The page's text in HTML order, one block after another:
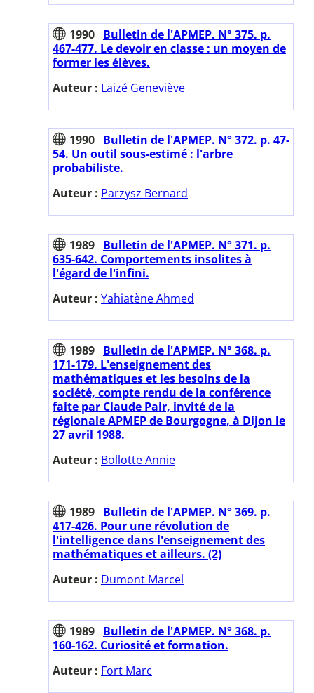
1990 Bulletin de l'APMEP. N° 375. p.
467-477. Le devoir en classe : un moyen de
former les élèves.
Auteur : Laizé Geneviève
1990 Bulletin de l'APMEP. N° 372. p. 47-
54. Un outil sous-estimé : l'arbre
probabiliste.
Auteur : Parzysz Bernard
1989 Bulletin de l'APMEP. N° 371. p.
635-642. Comportements insolites à
l'égard de l'infini.
Auteur : Yahiatène Ahmed
1989 Bulletin de l'APMEP. N° 368. p.
171-179. L'enseignement des
mathématiques et les besoins de la
société, compte rendu de la conférence
faite par Claude Pair, invité de la
régionale APMEP de Bourgogne, à Dijon le
27 avril 1988.
Auteur : Bollotte Annie
1989 Bulletin de l'APMEP. N° 369. p.
417-426. Pour une révolution de
l'intelligence dans l'enseignement des
mathématiques et ailleurs. (2)
Auteur : Dumont Marcel
1989 Bulletin de l'APMEP. N° 368. p.
160-162. Curiosité et formation.
Auteur : Fort Marc